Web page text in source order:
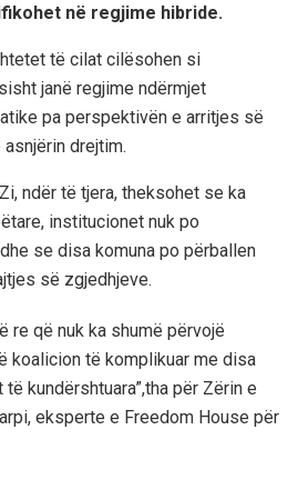
në regjime hibride.
të cilat cilësohen si
janë regjime ndërmjet
pa perspektivën e arritjes së
drejtim.
ndër të tjera, theksohet se ka
institucionet nuk po
se disa komuna po përballen
së zgjedhjeve.
re që nuk ka shumë përvojë
koalicion të komplikuar me disa
kundërshtuara”,tha për Zërin e
eksperte e Freedom House për